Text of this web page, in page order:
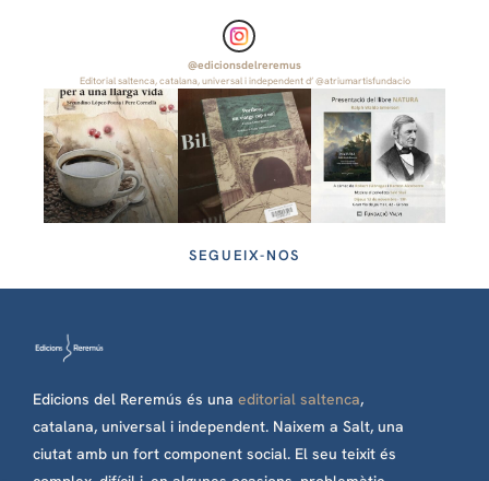
@edicionsdelreremus
Editorial saltenca, catalana, universal i independent d’ @atriumartisfundacio
SEGUEIX-NOS
Edicions del Reremús és una editorial saltenca,
catalana, universal i independent. Naixem a Salt, una
ciutat amb un fort component social. El seu teixit és